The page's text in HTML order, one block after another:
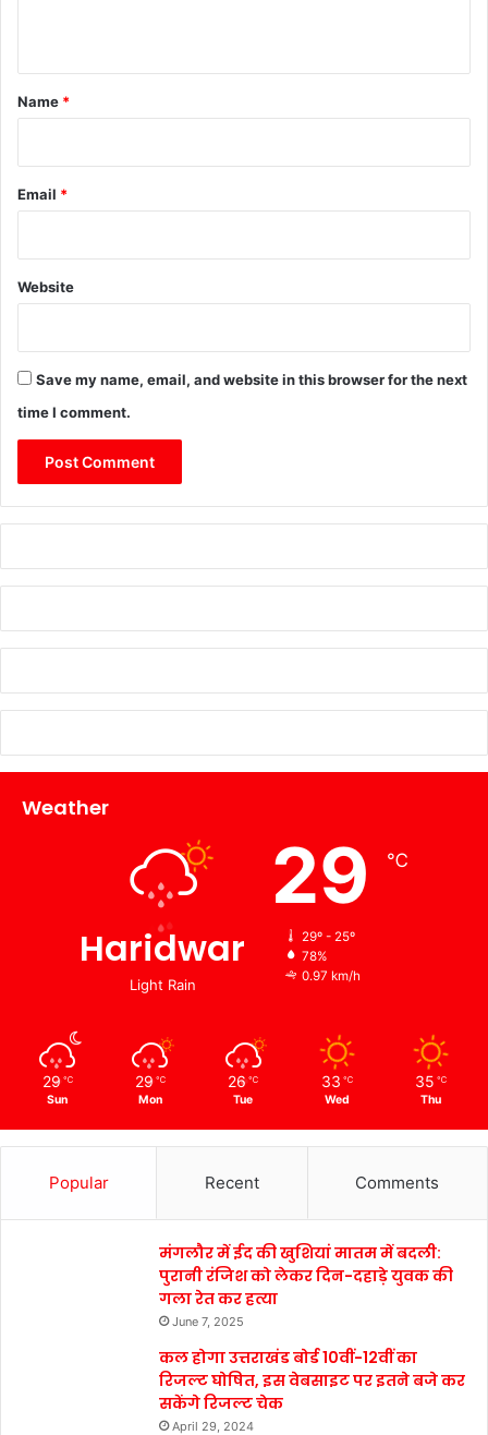
*
Name *
Email *
Website
Save my name, email, and website in this browser for the next
time I comment.
Weather
Haridwar
Light Rain
29 ℃
29º - 25º
78%
0.97 km/h
29 ℃
Sun
29 ℃
Mon
26 ℃
Tue
33 ℃
Wed
35 ℃
Thu
Popular Recent Comments
मंगलौर में ईद की खुशियां मातम में बदली:
पुरानी रंजिश को लेकर दिन-दहाड़े युवक की
गला रेत कर हत्या
June 7, 2025
कल होगा उत्तराखंड बोर्ड 10वीं-12वीं का
रिजल्ट घोषित, इस वेबसाइट पर इतने बजे कर
सकेंगे रिजल्ट चेक
April 29, 2024